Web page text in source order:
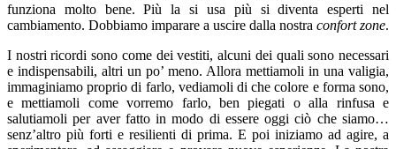
funziona molto bene. Più la si usa più si diventa esperti nel
cambiamento. Dobbiamo imparare a uscire dalla nostra confort zone.
I nostri ricordi sono come dei vestiti, alcuni dei quali sono necessari
e indispensabili, altri un po’ meno. Allora mettiamoli in una valigia,
immaginiamo proprio di farlo, vediamoli di che colore e forma sono,
e mettiamoli come vorremo farlo, ben piegati o alla rinfusa e
salutiamoli per aver fatto in modo di essere oggi ciò che siamo…
senz’altro più forti e resilienti di prima. E poi iniziamo ad agire, a